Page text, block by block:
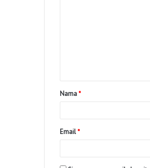
Nama*
Email*